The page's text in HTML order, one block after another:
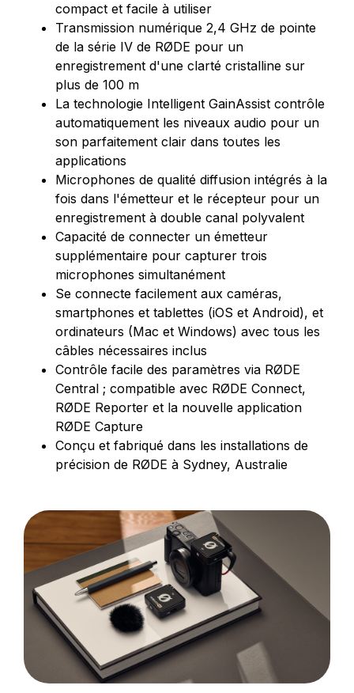
compact et facile à utiliser
Transmission numérique 2,4 GHz de pointe
de la série IV de RØDE pour un
enregistrement d'une clarté cristalline sur
plus de 100 m
La technologie Intelligent GainAssist contrôle
automatiquement les niveaux audio pour un
son parfaitement clair dans toutes les
applications
Microphones de qualité diffusion intégrés à la
fois dans l'émetteur et le récepteur pour un
enregistrement à double canal polyvalent
Capacité de connecter un émetteur
supplémentaire pour capturer trois
microphones simultanément
Se connecte facilement aux caméras,
smartphones et tablettes (iOS et Android), et
ordinateurs (Mac et Windows) avec tous les
câbles nécessaires inclus
Contrôle facile des paramètres via RØDE
Central ; compatible avec RØDE Connect,
RØDE Reporter et la nouvelle application
RØDE Capture
Conçu et fabriqué dans les installations de
précision de RØDE à Sydney, Australie